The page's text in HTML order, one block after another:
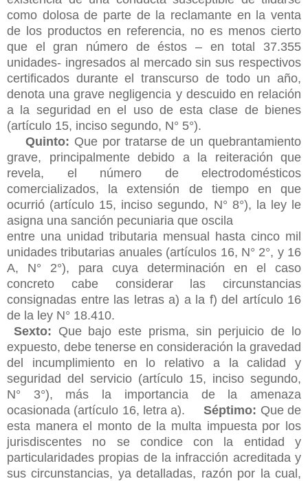
como dolosa de parte de la reclamante en la venta
de los productos en referencia, no es menos cierto
que el gran número de éstos – en total 37.355
unidades- ingresados al mercado sin sus respectivos
certificados durante el transcurso de todo un año,
denota una grave negligencia y descuido en relación
a la seguridad en el uso de esta clase de bienes
(artículo 15, inciso segundo, N° 5°).
Quinto: Que por tratarse de un quebrantamiento
grave, principalmente debido a la reiteración que
revela, el número de electrodomésticos
comercializados, la extensión de tiempo en que
ocurrió (artículo 15, inciso segundo, N° 8°), la ley le
asigna una sanción pecuniaria que oscila
entre una unidad tributaria mensual hasta cinco mil
unidades tributarias anuales (artículos 16, N° 2°, y 16
A, N° 2°), para cuya determinación en el caso
concreto cabe considerar las circunstancias
consignadas entre las letras a) a la f) del artículo 16
de la ley N° 18.410.
Sexto: Que bajo este prisma, sin perjuicio de lo
expuesto, debe tenerse en consideración la gravedad
del incumplimiento en lo relativo a la calidad y
seguridad del servicio (artículo 15, inciso segundo,
N° 3°), más la importancia de la amenaza
ocasionada (artículo 16, letra a).Séptimo: Que de
esta manera el monto de la multa impuesta por los
jurisdiscentes no se condice con la entidad y
particularidades propias de la infracción acreditada y
sus circunstancias, ya detalladas, razón por la cual,